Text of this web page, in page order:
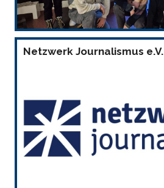
Netzwerk Journalismus e.V.